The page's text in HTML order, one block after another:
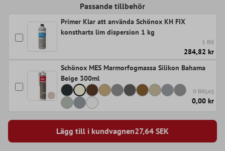
Passande tillbehör
Primer Klar att använda Schönox KH FIX
konstharts lim dispersion 1 kg
1 Bit
284,82 kr
Schönox MES Marmorfogmassa Silikon Bahama
Beige 300ml
0 Bit(ar)
0,00 kr
Lägg till i kundvagnen27,64 SEK